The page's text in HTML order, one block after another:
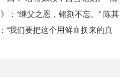
：“继父之恩，铭刻不忘。” 陈其
“我们要把这个用鲜血换来的真